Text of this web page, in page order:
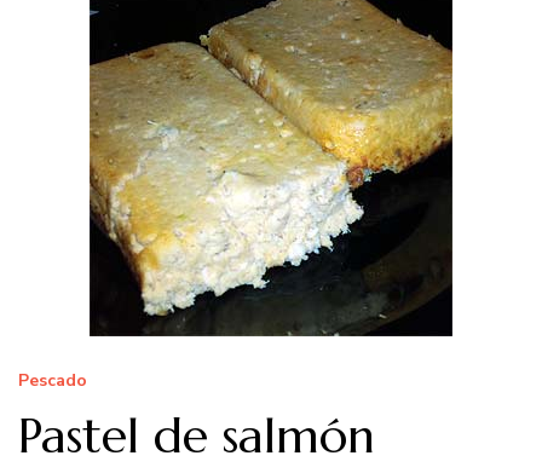
Pescado
Pastel de salmón